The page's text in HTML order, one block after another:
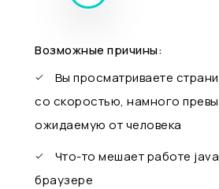
Возможные причины:
Вы просматриваете
со скоростью, намного
ожидаемую от человека
Что-то мешает работе
браузере